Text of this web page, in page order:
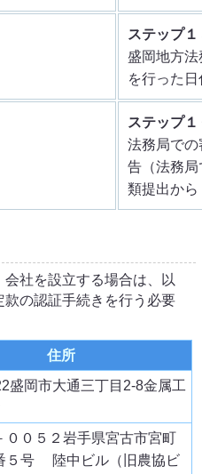
ステップ１
盛岡地方
を行った
ステップ１
法務局で
告（法務
類提出か
社を設立する場合は、以
の認証手続きを行う必要
住所
盛岡市大通三丁目2-8金属工
００５２岩手県宮古市宮町
５号 陸中ビル（旧農協ビ